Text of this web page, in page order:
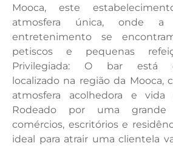
Mooca, este
atmosfera única, onde
entretenimento se
petiscos e pequenas
Privilegiada: O bar está
localizado na região da Mooca,
atmosfera acolhedora e vida
Rodeado por uma grande
comércios, escritórios e
ideal para atrair uma clientela